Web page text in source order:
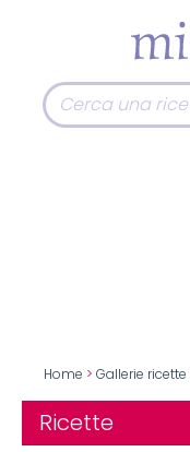
Home > Gallerie ricette
Ricette